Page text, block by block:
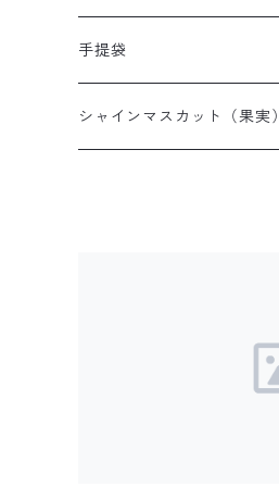
手提袋
シャインマスカット（果実）